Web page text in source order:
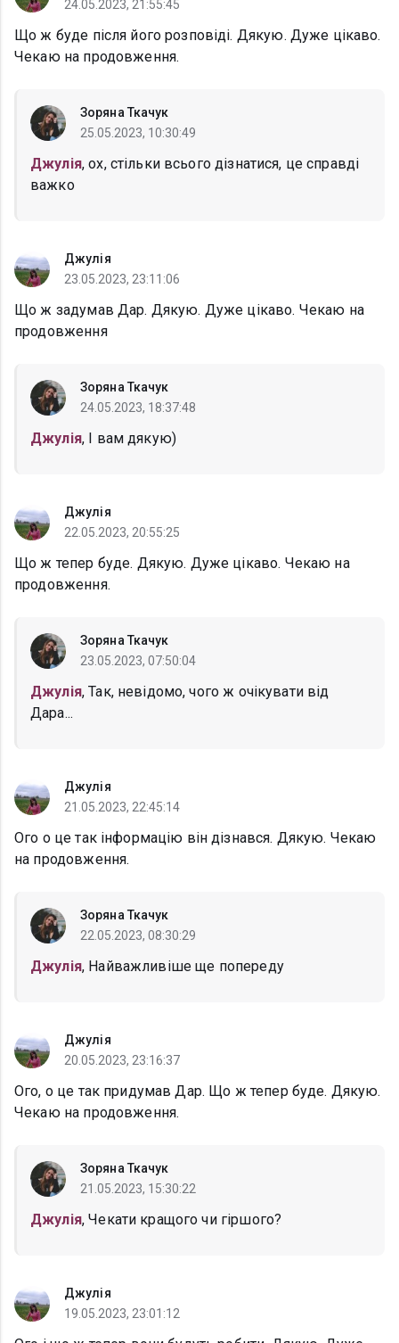
24.05.2023, 21:55:45
Що ж буде після його розповіді. Дякую. Дуже цікаво.
Чекаю на продовження.
Зоряна Ткачук
25.05.2023, 10:30:49
Джулія, ох, стільки всього дізнатися, це справді
важко
Джулія
23.05.2023, 23:11:06
Що ж задумав Дар. Дякую. Дуже цікаво. Чекаю на
продовження
Зоряна Ткачук
24.05.2023, 18:37:48
Джулія, І вам дякую)
Джулія
22.05.2023, 20:55:25
Що ж тепер буде. Дякую. Дуже цікаво. Чекаю на
продовження.
Зоряна Ткачук
23.05.2023, 07:50:04
Джулія, Так, невідомо, чого ж очікувати від
Дара...
Джулія
21.05.2023, 22:45:14
Ого о це так інформацію він дізнався. Дякую. Чекаю
на продовження.
Зоряна Ткачук
22.05.2023, 08:30:29
Джулія, Найважливіше ще попереду
Джулія
20.05.2023, 23:16:37
Ого, о це так придумав Дар. Що ж тепер буде. Дякую.
Чекаю на продовження.
Зоряна Ткачук
21.05.2023, 15:30:22
Джулія, Чекати кращого чи гіршого?
Джулія
19.05.2023, 23:01:12